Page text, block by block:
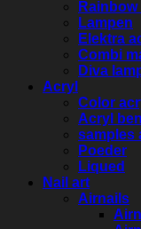
Lampen
Elektra
Combi
Diva
Acryl
Color
Acryl
samples
Poeder
Liqued
Nail art
Airnails